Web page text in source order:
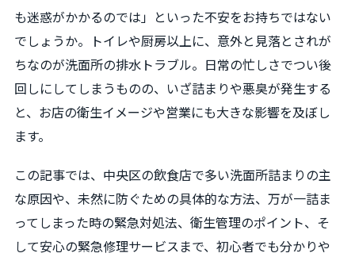
も迷惑がかかるのでは」といった不安をお持ちではない
でしょうか。トイレや厨房以上に、意外と見落とされが
ちなのが洗面所の排水トラブル。日常の忙しさでつい後
回しにしてしまうものの、いざ詰まりや悪臭が発生する
と、お店の衛生イメージや営業にも大きな影響を及ぼし
ます。
この記事では、中央区の飲食店で多い洗面所詰まりの主
な原因や、未然に防ぐための具体的な方法、万が一詰ま
ってしまった時の緊急対処法、衛生管理のポイント、そ
して安心の緊急修理サービスまで、初心者でも分かりや